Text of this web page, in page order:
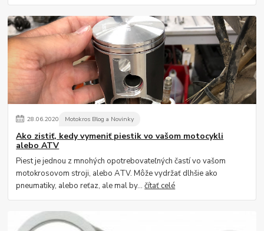
28.06.2020 Motokros Blog a Novinky
Ako zistiť, kedy vymeniť piestik vo vašom motocykli
alebo ATV
Piest je jednou z mnohých opotrebovateľných častí vo vašom
motokrosovom stroji, alebo ATV. Môže vydržať dlhšie ako
pneumatiky, alebo reťaz, ale mal by...čítať celé